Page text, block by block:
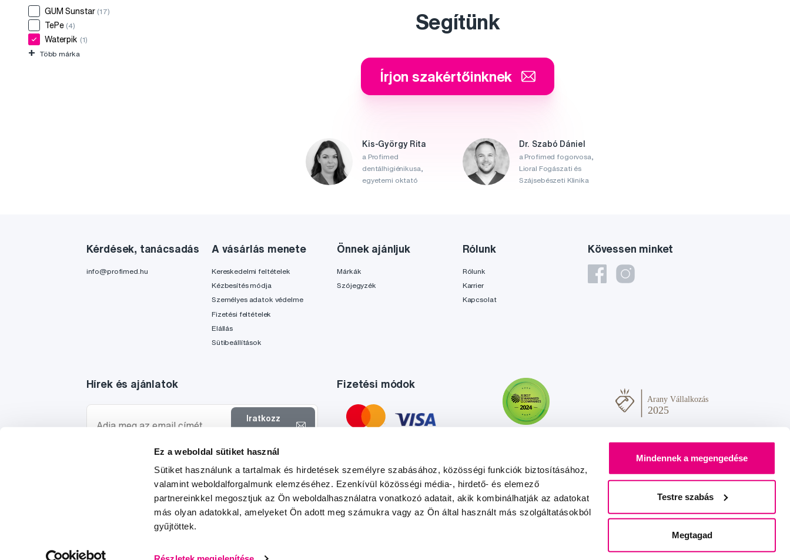
Ez a weboldal sütiket használ
Sütiket használunk a tartalmak és hirdetések személyre szabásához, közösségi funkciók biztosításához,
valamint weboldalforgalmunk elemzéséhez. Ezenkívül közösségi média-, hirdető- és elemező
partnereinkkel megosztjuk az Ön weboldalhasználatra vonatkozó adatait, akik kombinálhatják az adatokat
más olyan adatokkal, amelyeket Ön adott meg számukra vagy az Ön által használt más szolgáltatásokból
gyűjtöttek.
Mindennek a megengedése
Testre szabás
Megtagad
GUM Sunstar (17)
TePe (4)
Waterpik (1)
+ Több márka
Segítünk
Írjon szakértőinknek
Kis-György Rita
a Profimed
dentálhigiénikusa,
egyetemi oktató
Dr. Szabó Dániel
a Profimed fogorvosa,
Lioral Fogászati és
Szájsebészeti Klinika
Kövessen minket
Kérdések, tanácsadás
info@profimed.hu
A vásárlás menete
Kereskedelmi feltételek
Kézbesítés módja
Személyes adatok védelme
Fizetési feltételek
Elállás
Sütibeállítások
Önnek ajánljuk
Márkák
Szójegyzék
Rólunk
Rólunk
Karrier
Kapcsolat
Hírek és ajánlatok
Iratkozz
Szeretnék tájékoztatást kapni a hírekről és ajánlatokról és
Fizetési módok